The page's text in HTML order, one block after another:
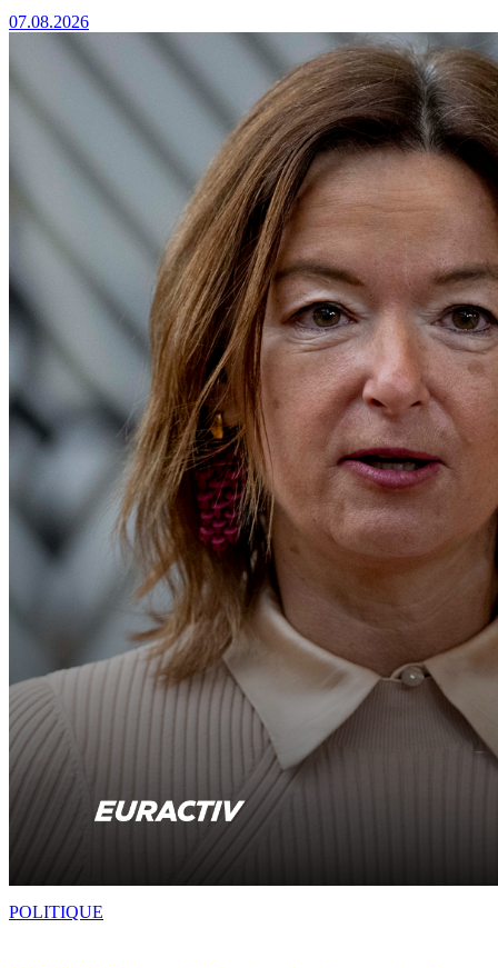
07.08.2026
POLITIQUE